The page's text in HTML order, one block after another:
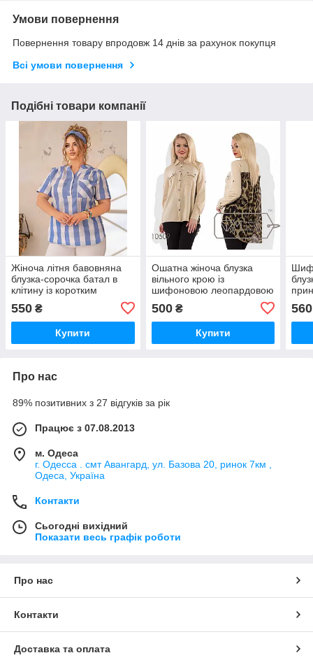
Умови повернення
Повернення товару впродовж 14 днів за рахунок покупця
Всі умови повернення
Подібні товари компанії
Жіноча літня бавовняна
блузка-сорочка батал в
клітину із коротким
Арт-1040/11
550 ₴
Купити
Ошатна жіноча блузка
вільного крою із
шифоновою леопардовою
вставкою на спині (р.42-
50). Арт-2642/23
500₴
Купити
560
Про нас
89% позитивних з 27 відгуків за рік
Працює з 07.08.2013
м. Одеса
г. Одесса . смт Авангард, ул. Базова 20, ринок 7км ,
Одеса, Україна
Контакти
Сьогодні вихідний
Показати весь графік роботи
Про нас
Контакти
Доставка та оплата